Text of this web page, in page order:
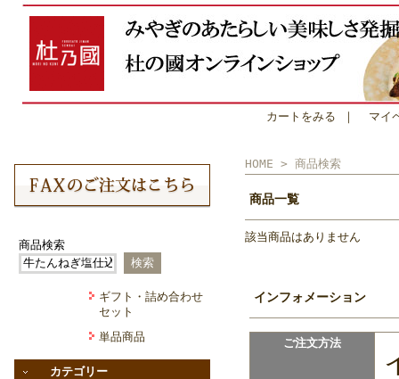
カートをみる ｜ マイ
商品検索
ギフト・詰め合わせ
セット
単品商品
カテゴリー
HOME > 商品検索
商品一覧
該当商品はありません
インフォメーション
ご注文方法